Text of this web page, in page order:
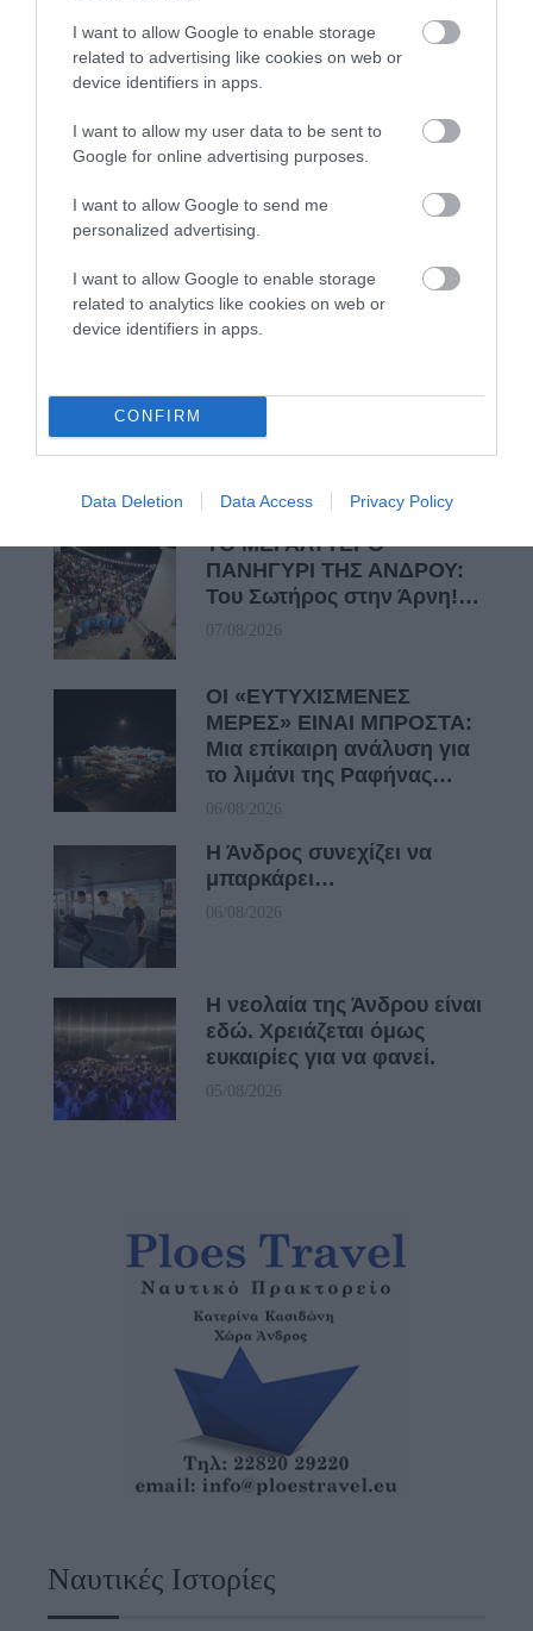
I want to allow Google to enable storage
related to advertising like cookies on web or
device identifiers in apps.
I want to allow my user data to be sent to
Google for online advertising purposes.
I want to allow Google to send me
personalized advertising.
I want to allow Google to enable storage
related to analytics like cookies on web or
device identifiers in apps.
CONFIRM
Data Deletion Data Access Privacy Policy
ΡΑΦΗΝΑ – ΘΕΟΥΤΑ σημειώσατε…
ΣΥΓΚΛΟΝΙΣΤΙΚΟΣ ΑΠΟΧΑΙΡΕΤΙΣΜΟΣ ΣΤΗ
ΚΑΠΕΤΑΝ ΑΝΤΩΝΗ ΒΙΔΑΛΗ
αναχώρηση εκείνης της ώρας…
Πρόσφατα Άρθρα
ΦΕΣΤΙΒΑΛ ΑΝΔΡΟΥ: Ένα
Μπέκετ
ΤΟ ΜΕΓΑΛΥΤΕΡΟ
ΠΑΝΗΓΥΡΙ ΤΗΣ ΑΝΔΡΟΥ:
Του Σωτήρος στην Άρνη!…
07/08/2026
ΟΙ «ΕΥΤΥΧΙΣΜΕΝΕΣ
ΜΕΡΕΣ» ΕΙΝΑΙ ΜΠΡΟΣΤΑ:
Μια επίκαιρη ανάλυση για
το λιμάνι της Ραφήνας…
06/08/2026
Η Άνδρος συνεχίζει να
μπαρκάρει…
06/08/2026
Η νεολαία της Άνδρου είναι
εδώ. Χρειάζεται όμως
ευκαιρίες για να φανεί.
05/08/2026
Ναυτικές Ιστορίες